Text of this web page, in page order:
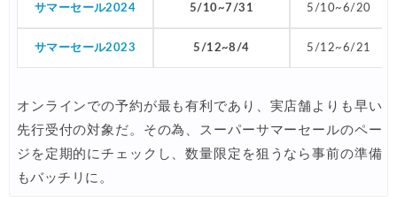
サマーセール2024 5/10~7/31 5/10~6/20
サマーセール2023 5/12~8/4 5/12~6/21
オンラインでの予約が最も有利であり、実店舗よりも早い
先行受付の対象だ。その為、スーパーサマーセールのペー
ジを定期的にチェックし、数量限定を狙うなら事前の準備
もバッチリに。